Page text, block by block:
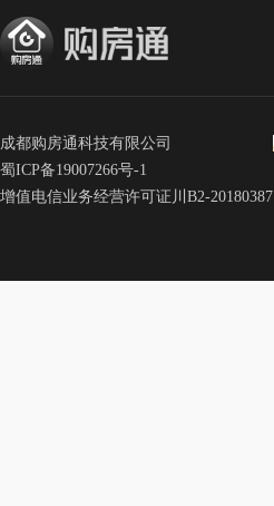
成都购房通科技有限公司
蜀ICP备19007266号-1
增值电信业务经营许可证川B2-20180387